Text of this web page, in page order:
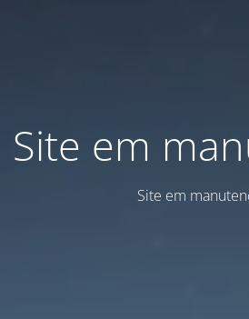
Site em
Site em